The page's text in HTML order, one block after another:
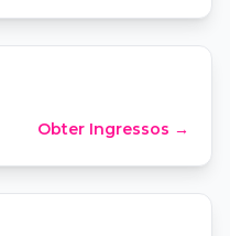
Obter Ingressos →